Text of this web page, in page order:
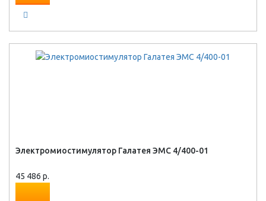
Электромиостимулятор Галатея ЭМС 4/400-01
45 486 р.